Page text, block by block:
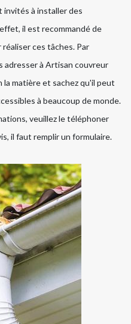
invités à installer des
il est recommandé de
ces tâches. Par
adresser à Artisan couvreur
la matière et sachez qu'il peut
à beaucoup de monde.
veuillez le téléphoner
il faut remplir un formulaire.